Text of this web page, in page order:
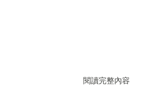
閱讀完整內容